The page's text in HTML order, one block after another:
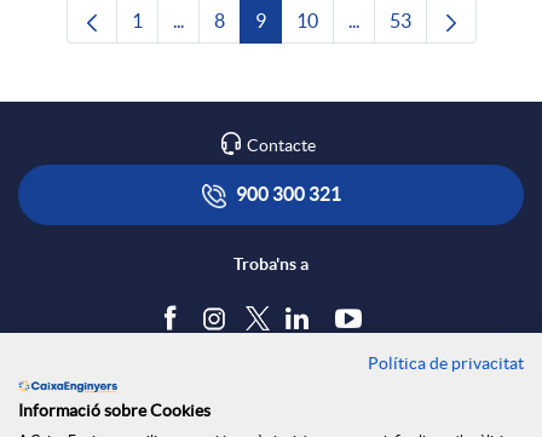
Pàgina
1 ...Pàgines intermèdies Utilitzeu TAB per
Pàgina
8 Pàgina
9 Pàgina
10 ...Pàgines intermèdies
Pàgina
53
Contacte
900 300 321
Troba'ns a
Política de privacitat
Informació sobre Cookies